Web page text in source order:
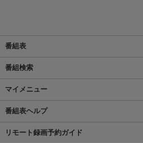
番組表
番組検索
マイメニュー
番組表ヘルプ
リモート録画予約ガイド